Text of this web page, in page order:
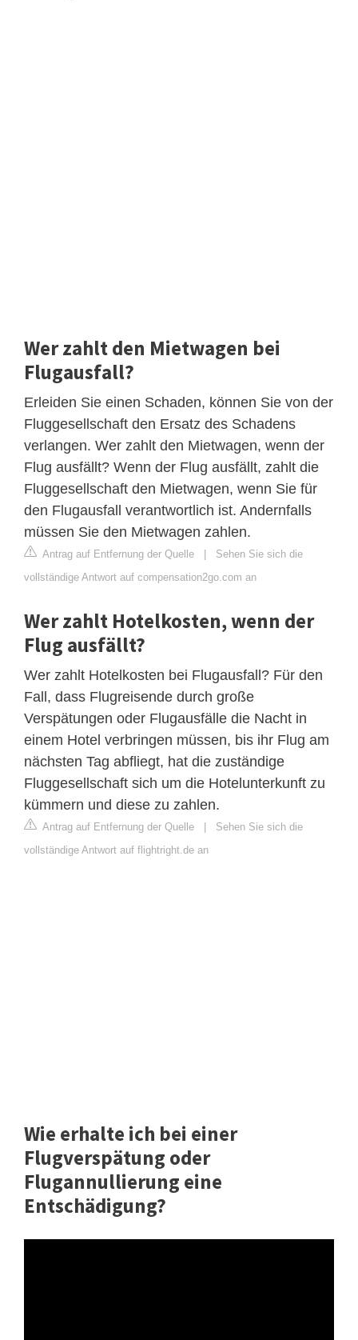
Wer zahlt den Mietwagen bei
Flugausfall?
Erleiden Sie einen Schaden, können Sie von der
Fluggesellschaft den Ersatz des Schadens
verlangen. Wer zahlt den Mietwagen, wenn der
Flug ausfällt? Wenn der Flug ausfällt, zahlt die
Fluggesellschaft den Mietwagen, wenn Sie für
den Flugausfall verantwortlich ist. Andernfalls
müssen Sie den Mietwagen zahlen.
Antrag auf Entfernung der Quelle
Sehen Sie sich die
vollständige Antwort auf compensation2go.com an
Wer zahlt Hotelkosten, wenn der
Flug ausfällt?
Wer zahlt Hotelkosten bei Flugausfall? Für den
Fall, dass Flugreisende durch große
Verspätungen oder Flugausfälle die Nacht in
einem Hotel verbringen müssen, bis ihr Flug am
nächsten Tag abfliegt, hat die zuständige
Fluggesellschaft sich um die Hotelunterkunft zu
kümmern und diese zu zahlen.
Antrag auf Entfernung der Quelle
Sehen Sie sich die
vollständige Antwort auf flightright.de an
Wie erhalte ich bei einer
Flugverspätung oder
Flugannullierung eine
Entschädigung?